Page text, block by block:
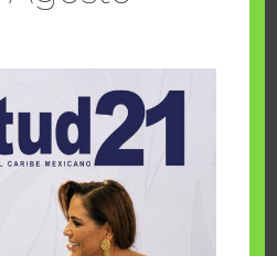
inspira; cumplen
y Make-A-Wish